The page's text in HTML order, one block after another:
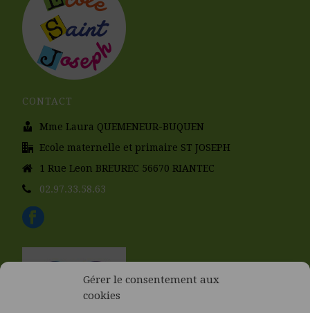
Gérer le consentement aux
cookies
CONTACT
Mme Laura QUEMENEUR-BUQUEN
Ecole maternelle et primaire ST JOSEPH
1 Rue Leon BREUREC 56670 RIANTEC
02.97.33.58.63